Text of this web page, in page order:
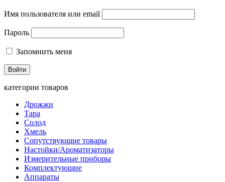
Имя пользователя или email
Пароль
Запомнить меня
категории товаров
Дрожжи
Тара
Солод
Хмель
Сопутствующие товары
Настойки/Ароматизаторы
Измерительные приборы
Комплектующие
Аппараты